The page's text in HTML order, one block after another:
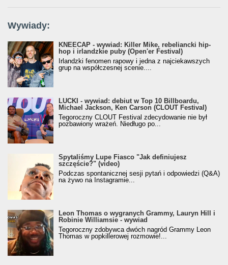
Wywiady:
KNEECAP - wywiad: Killer Mike, rebeliancki hip-
hop i irlandzkie puby (Open'er Festival)
Irlandzki fenomen rapowy i jedna z najciekawszych
grup na współczesnej scenie....
LUCKI - wywiad: debiut w Top 10 Billboardu,
Michael Jackson, Ken Carson (CLOUT Festival)
Tegoroczny CLOUT Festival zdecydowanie nie był
pozbawiony wrażeń. Niedługo po...
Spytaliśmy Lupe Fiasco "Jak definiujesz
szczęście?" (video)
Podczas spontanicznej sesji pytań i odpowiedzi (Q&A)
na żywo na Instagramie...
Leon Thomas o wygranych Grammy, Lauryn Hill i
Robinie Williamsie - wywiad
Tegoroczny zdobywca dwóch nagród Grammy Leon
Thomas w popkillerowej rozmowie!...